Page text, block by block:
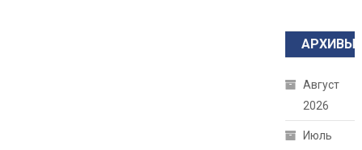
АРХИВЫ
Август
2026
Июль